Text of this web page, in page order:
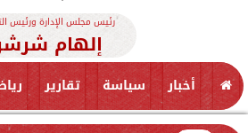
رئيس مجلس الإدارة ورئيس
إلهام
أخبار سياسة تقارير